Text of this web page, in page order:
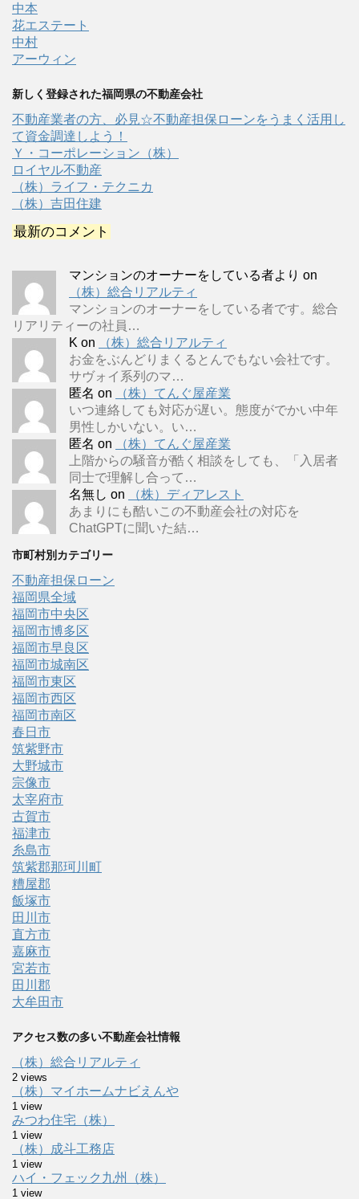
中本
花エステート
中村
アーウィン
新しく登録された福岡県の不動産会社
不動産業者の方、必見☆不動産担保ローンをうまく活用し
て資金調達しよう！
Ｙ・コーポレーション（株）
ロイヤル不動産
（株）ライフ・テクニカ
（株）吉田住建
最新のコメント
マンションのオーナーをしている者より on
（株）総合リアルティ
マンションのオーナーをしている者です。総合
リアリティーの社員…
K on
（株）総合リアルティ
お金をぶんどりまくるとんでもない会社です。
サヴォイ系列のマ…
匿名 on
（株）てんぐ屋産業
いつ連絡しても対応が遅い。態度がでかい中年
男性しかいない。い…
匿名 on
（株）てんぐ屋産業
上階からの騒音が酷く相談をしても、「入居者
同士で理解し合って…
名無し on
（株）ディアレスト
あまりにも酷いこの不動産会社の対応を
ChatGPTに聞いた結…
市町村別カテゴリー
不動産担保ローン
福岡県全域
福岡市中央区
福岡市博多区
福岡市早良区
福岡市城南区
福岡市東区
福岡市西区
福岡市南区
春日市
筑紫野市
大野城市
宗像市
太宰府市
古賀市
福津市
糸島市
筑紫郡那珂川町
糟屋郡
飯塚市
田川市
直方市
嘉麻市
宮若市
田川郡
大牟田市
アクセス数の多い不動産会社情報
（株）総合リアルティ
2 views
（株）マイホームナビえんや
1 view
みつわ住宅（株）
1 view
（株）成斗工務店
1 view
ハイ・フェック九州（株）
1 view